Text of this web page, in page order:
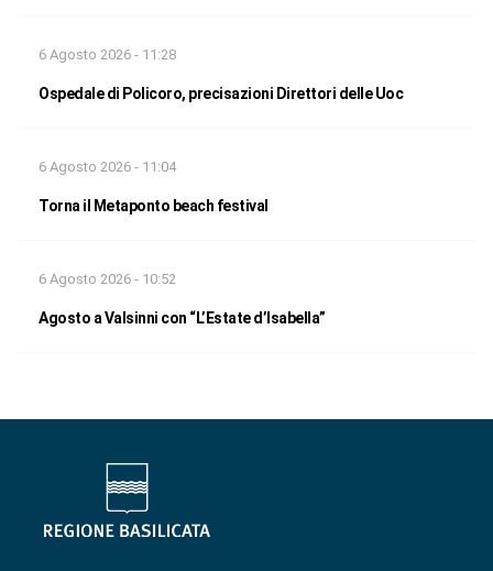
6 Agosto 2026 - 11:28
Ospedale di Policoro, precisazioni Direttori delle Uoc
6 Agosto 2026 - 11:04
Torna il Metaponto beach festival
6 Agosto 2026 - 10:52
Agosto a Valsinni con “L’Estate d’Isabella”